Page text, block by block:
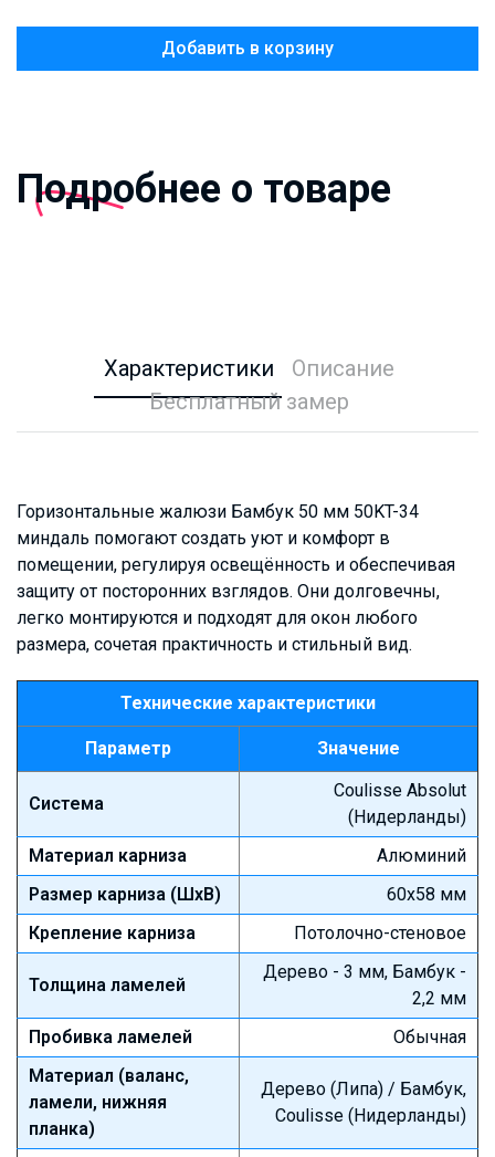
Добавить в корзину
Подробнее о товаре
Характеристики
Описание
Бесплатный замер
Горизонтальные жалюзи Бамбук 50 мм 50KT-34
миндаль помогают создать уют и комфорт в
помещении, регулируя освещённость и обеспечивая
защиту от посторонних взглядов. Они долговечны,
легко монтируются и подходят для окон любого
размера, сочетая практичность и стильный вид.
Технические характеристики
Параметр Значение
Система
Coulisse Absolut
(Нидерланды)
Материал карниза
Алюминий
Размер карниза (ШхВ)
60х58 мм
Крепление карниза
Потолочно-стеновое
Толщина ламелей
Дерево - 3 мм, Бамбук -
2,2 мм
Пробивка ламелей
Обычная
Материал (валанс,
ламели, нижняя
планка)
Дерево (Липа) / Бамбук,
Coulisse (Нидерланды)